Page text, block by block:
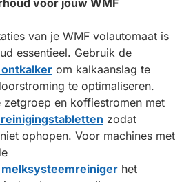
voor jouw WMF
van je WMF volautomaat is
essentieel. Gebruik de
om kalkaanslag te
te optimaliseren.
zetgroep en koffiestromen met
zodat
ophopen. Voor machines met
het